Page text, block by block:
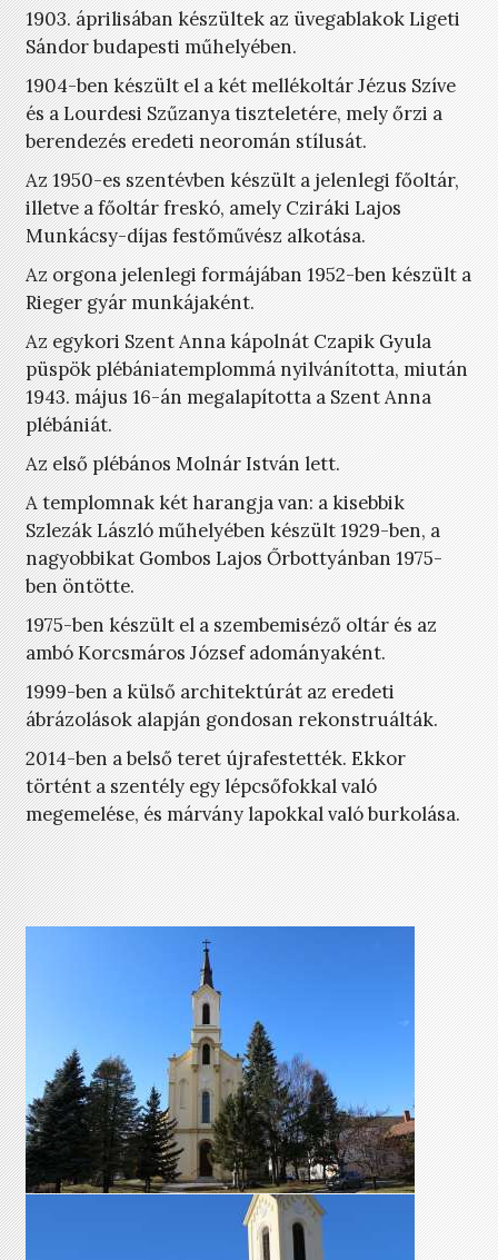
1903. áprilisában készültek az üvegablakok Ligeti
Sándor budapesti műhelyében.
1904-ben készült el a két mellékoltár Jézus Szíve
és a Lourdesi Szűzanya tiszteletére, mely őrzi a
berendezés eredeti neoromán stílusát.
Az 1950-es szentévben készült a jelenlegi főoltár,
illetve a főoltár freskó, amely Cziráki Lajos
Munkácsy-díjas festőművész alkotása.
Az orgona jelenlegi formájában 1952-ben készült a
Rieger gyár munkájaként.
Az egykori Szent Anna kápolnát Czapik Gyula
püspök plébániatemplommá nyilvánította, miután
1943. május 16-án megalapította a Szent Anna
plébániát.
Az első plébános Molnár István lett.
A templomnak két harangja van: a kisebbik
Szlezák László műhelyében készült 1929-ben, a
nagyobbikat Gombos Lajos Őrbottyánban 1975-
ben öntötte.
1975-ben készült el a szembemiséző oltár és az
ambó Korcsmáros József adományaként.
1999-ben a külső architektúrát az eredeti
ábrázolások alapján gondosan rekonstruálták.
2014-ben a belső teret újrafestették. Ekkor
történt a szentély egy lépcsőfokkal való
megemelése, és márvány lapokkal való burkolása.